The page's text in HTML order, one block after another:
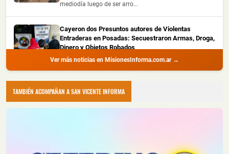
mediodía luego de ser arro...
Cayeron dos Presuntos autores de Violentas
Entraderas en Posadas: Secuestraron Armas, Droga,
Dinero y Objetos Robados
📅 4 ago 2026
La Policía de Misiones detuvo a dos hombres con
amplio prontuario durante un all...
Recuperaron Herramientas Robadas y Detuvieron a
Ver más noticias en MisionesInforma.com.ar →
TAMBIÉN ACOMPAÑAN A SAN VICENTE INFORMA